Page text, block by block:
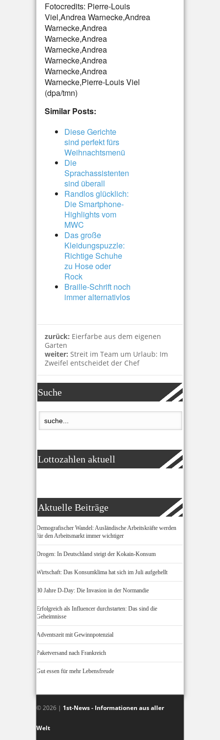
Fotocredits: Pierre-Louis
Viel,Andrea Warnecke,Andrea
Warnecke,Andrea
Warnecke,Andrea
Warnecke,Andrea
Warnecke,Andrea
Warnecke,Andrea
Warnecke,Pierre-Louis Viel
(dpa/tmn)
Similar Posts:
Diese Gerichte
sind perfekt fürs
Weihnachtsmenü
Die
Sprachassistenten
sind überall
Randlos glücklich:
Die Smartphone-
Highlights vom
MWC
Das große
Kleidungspuzzle:
Richtige Schuhe
zu Hose oder
Rock
Braille-Schrift noch
immer alternativlos
zurück: Eierfarbe aus dem eigenen
Garten
weiter: Streit im Team um Urlaub: Im
Zweifel entscheidet der Chef
Suche
Lottozahlen aktuell
Aktuelle Beiträge
Demografischer Wandel: Ausländische Arbeitskräfte werden
für den Arbeitsmarkt immer wichtiger
Drogen: In Deutschland steigt der Kokain-Konsum
Wirtschaft: Das Konsumklima hat sich im Juli aufgehellt
80 Jahre D-Day: Die Invasion in der Normandie
Erfolgreich als Influencer durchstarten: Das sind die
Geheimnisse
Adventszeit mit Gewinnpotenzial
Paketversand nach Frankreich
Gut essen für mehr Lebensfreude
© 2026 | 1st-News - Informationen aus aller
Welt